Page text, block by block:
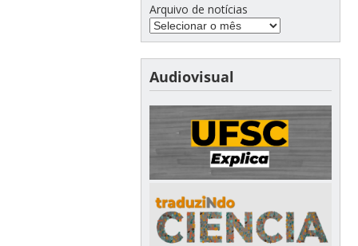
Arquivo de notícias
Audiovisual